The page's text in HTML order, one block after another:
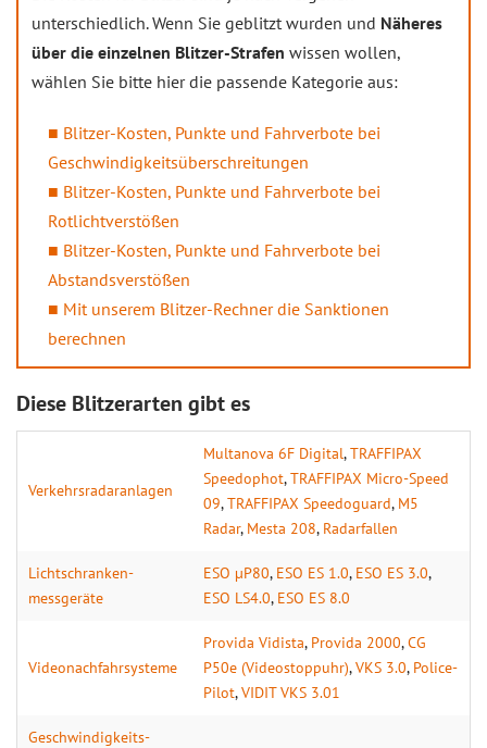
unterschiedlich. Wenn Sie geblitzt wurden und Näheres
über die einzelnen Blitzer-Strafen wissen wollen,
wählen Sie bitte hier die passende Kategorie aus:
Blitzer-Kosten, Punkte und Fahrverbote bei
Geschwindigkeitsüberschreitungen
Blitzer-Kosten, Punkte und Fahrverbote bei
Rotlichtverstößen
Blitzer-Kosten, Punkte und Fahrverbote bei
Abstandsverstößen
Mit unserem Blitzer-Rechner die Sanktionen
berechnen
Diese Blitzerarten gibt es
Verkehrs­radaranlagen
Multanova 6F Digital,TRAFFIPAX
Speedophot,TRAFFIPAX Micro-Speed
09,TRAFFIPAX Speedoguard, M5
Radar, Mesta 208, Radarfallen
Lichtschranken­
messgeräte
ESO µP80, ESO ES 1.0, ESO ES 3.0,
ESO LS4.0, ESO ES 8.0
Videonach­fahrsysteme
Provida Vidista, Provida 2000,CG
P50e (Videostoppuhr),VKS 3.0, Police-
Pilot,VIDIT VKS 3.01
Geschwindigkeits­